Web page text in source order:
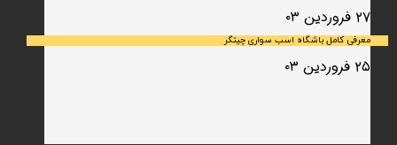
۲۷ فروردین ۰۳
معرفی کامل باشگاه اسب سواری چیتگر
۲۵ فروردین ۰۳